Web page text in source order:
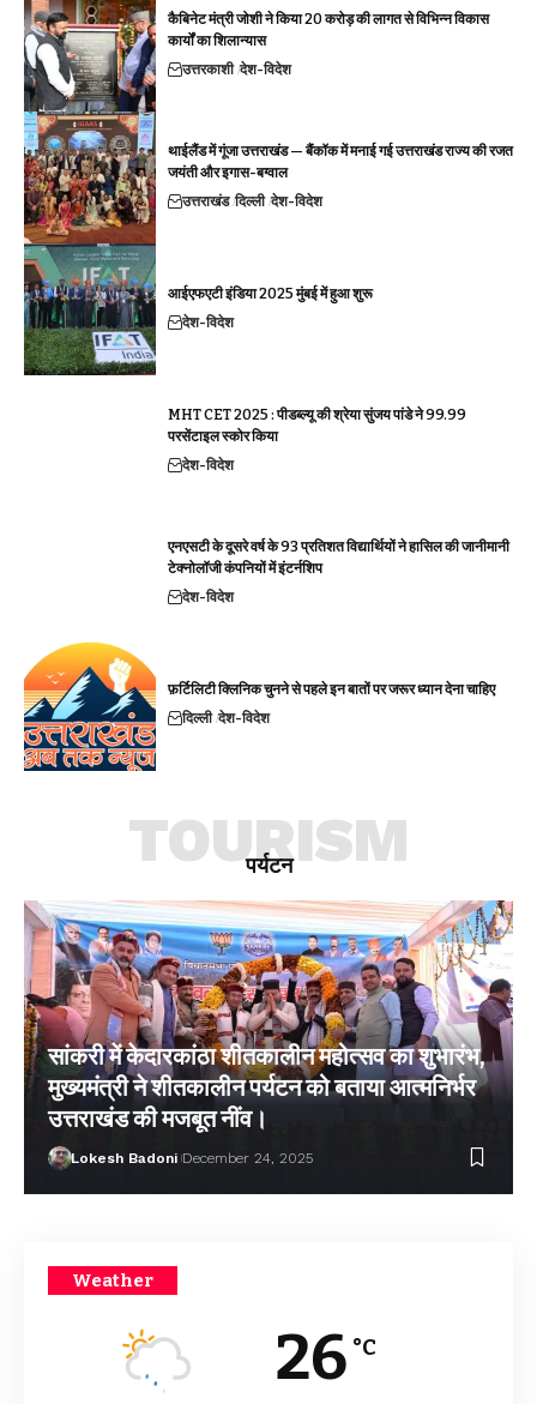
कैबिनेट मंत्री जोशी ने किया 20 करोड़ की लागत से विभिन्न विकास
कार्यों का शिलान्यास
उत्तरकाशी देश-विदेश
थाईलैंड में गूंजा उत्तराखंड — बैंकॉक में मनाई गई उत्तराखंड राज्य की रजत
जयंती और इगास-बग्वाल
उत्तराखंड दिल्ली देश-विदेश
आईएफएटी इंडिया 2025 मुंबई में हुआ शुरू
देश-विदेश
MHT CET 2025 : पीडब्ल्यू की श्रेया सुंजय पांडे ने 99.99
परसेंटाइल स्कोर किया
देश-विदेश
एनएसटी के दूसरे वर्ष के 93 प्रतिशत विद्यार्थियों ने हासिल की जानीमानी
टेक्नोलॉजी कंपनियों में इंटर्नशिप
देश-विदेश
फ़र्टिलिटी क्लिनिक चुनने से पहले इन बातों पर जरूर ध्यान देना चाहिए
दिल्ली देश-विदेश
पर्यटन
TOURISM
सांकरी में केदारकांठा शीतकालीन महोत्सव का शुभारंभ,
मुख्यमंत्री ने शीतकालीन पर्यटन को बताया आत्मनिर्भर
उत्तराखंड की मजबूत नींव।
Lokesh Badoni December 24, 2025
Weather
26 °C